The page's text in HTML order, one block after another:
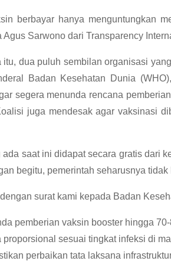
berbayar hanya menguntungkan
Agus Sarwono dari Transparency
itu, dua puluh sembilan organisasi
Badan Kesehatan Dunia
segera menunda rencana
juga mendesak agar vaksinasi
ada saat ini didapat secara gratis dari
begitu, pemerintah seharusnya
surat kami kepada Badan
pemberian vaksin booster hingga
proporsional sesuai tingkat infeksi di
perbaikan tata laksana